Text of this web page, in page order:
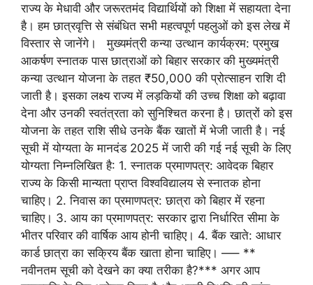
राज्य के मेधावी और जरूरतमंद विद्यार्थियों को शिक्षा में सहायता देना
है। हम छात्रवृत्ति से संबंधित सभी महत्वपूर्ण पहलुओं को इस लेख में
विस्तार से जानेंगे। मुख्यमंत्री कन्या उत्थान कार्यक्रम: प्रमुख
आकर्षण स्नातक पास छात्राओं को बिहार सरकार की मुख्यमंत्री
कन्या उत्थान योजना के तहत ₹50,000 की प्रोत्साहन राशि दी
जाती है। इसका लक्ष्य राज्य में लड़कियों की उच्च शिक्षा को बढ़ावा
देना और उनकी स्वतंत्रता को सुनिश्चित करना है। छात्रों को इस
योजना के तहत राशि सीधे उनके बैंक खातों में भेजी जाती है। नई
सूची में योग्यता के मानदंड 2025 में जारी की गई नई सूची के लिए
योग्यता निम्नलिखित है: 1. स्नातक प्रमाणपत्र: आवेदक बिहार
राज्य के किसी मान्यता प्राप्त विश्वविद्यालय से स्नातक होना
चाहिए। 2. निवास का प्रमाणपत्र: छात्रा को बिहार में रहना
चाहिए। 3. आय का प्रमाणपत्र: सरकार द्वारा निर्धारित सीमा के
भीतर परिवार की वार्षिक आय होनी चाहिए। 4. बैंक खाते: आधार
कार्ड छात्रा का सक्रिय बैंक खाता होना चाहिए। —– **
नवीनतम सूची को देखने का क्या तरीका है?*** अगर आप